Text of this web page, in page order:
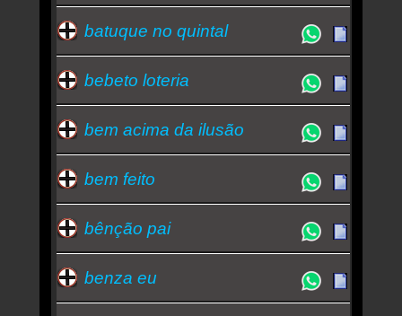
batuque no quintal
bebeto loteria
bem acima da ilusão
bem feito
bênção pai
benza eu